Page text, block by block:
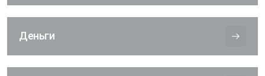
Деньги